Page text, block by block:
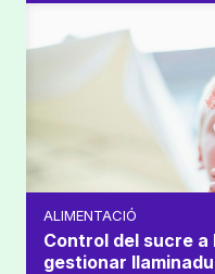
ALIMENTACIÓ
Control del sucre
gestionar